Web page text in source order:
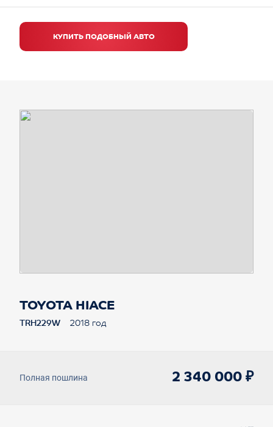
КУПИТЬ ПОДОБНЫЙ АВТО
TOYOTA HIACE
TRH229W 2018 год
Полная пошлина 2 340 000 ₽